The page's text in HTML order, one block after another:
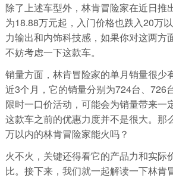
除了上述车型外，林肯冒险家在近日推
为18.88万元起，入门价格也跌入20万
力输出和内饰科技感，如果你对这两方
不妨考虑一下这款车。
销量方面，林肯冒险家的单月销量很少
近3个月，它的销量分别为724台、726
限时一口价活动，可能会为销量带来一
这款车之前的优惠力度并不是很大。那
万以内的林肯冒险家能火吗？
火不火，关键还得看它的产品力和实际
比。接下来，我们就一起解读一下林肯